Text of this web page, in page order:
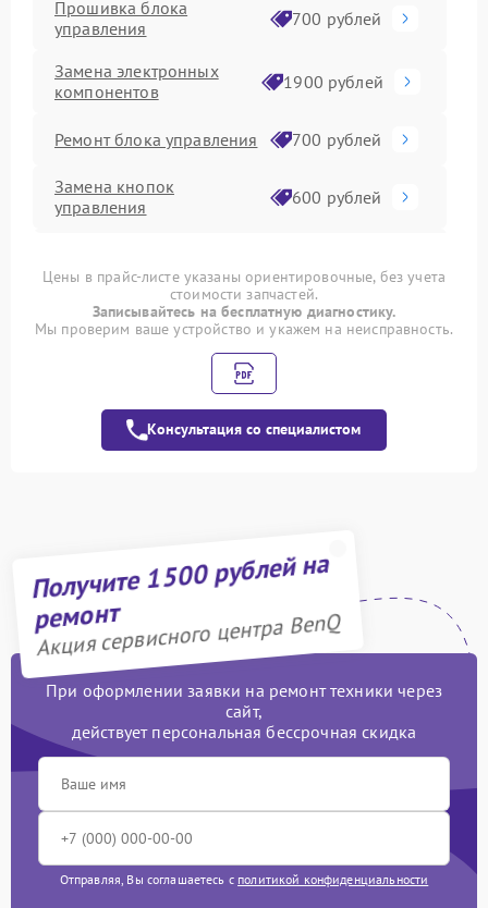
Прошивка блока
управления
700 рублей
Замена электронных
компонентов
1900 рублей
Ремонт блока управления 700 рублей
Замена кнопок
управления
600 рублей
Замена блока питания 1500 рублей
управления (мат.платы,
Замена лампы
1400 рублей
DVI, Дисплей порта)
1500 рублей
Цены в прайс-листе указаны ориентировочные, без учета
стоимости запчастей.
Записывайтесь на бесплатную диагностику.
Мы проверим ваше устройство и укажем на неисправность.
Консультация со специалистом
Получите 1500 рублей на
ремонт
Акция сервисного центра BenQ
При оформлении заявки на ремонт техники через
сайт,
действует персональная бессрочная скидка
Отправляя, Вы соглашаетесь с политикой конфиденциальности